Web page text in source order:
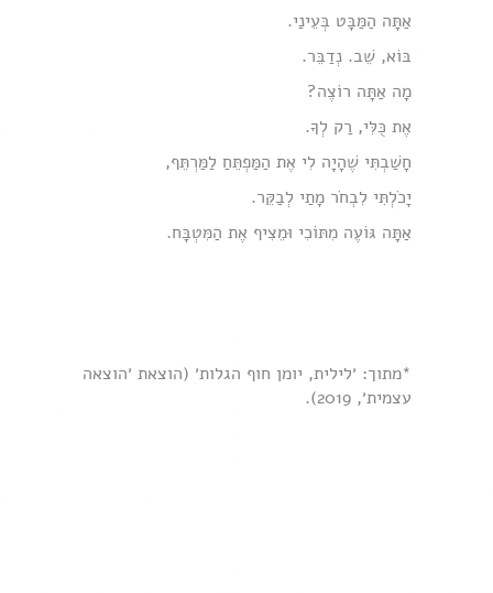
אַתָּה הַמַּבָּט בְּעֵינַי.
בּוֹא, שֵׁב. נְדַבֵּר.
מָה אַתָּה רוֹצֶה?
אֶת כֻּלִּי, רַק לְךָ.
חָשַׁבְתִּי שֶׁהָיָה לִי אֶת הַמַּפְתֵּחַ לַמַּרְתֵּף,
יָכֹלְתִּי לִבְחֹר מָתַי לְבַקֵּר.
אַתָּה גּוֹעֶה מִתּוֹכִי וּמֵצִיף אֶת הַמִּטְבָּח.
*מתוך: ׳לילית, יומן חוף הגלות׳ (הוצאת ׳הוצאה
עצמית׳, 2019).